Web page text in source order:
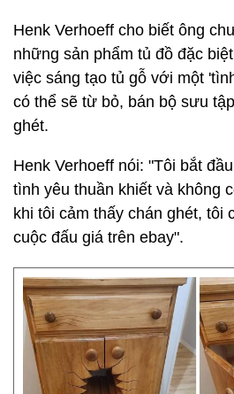
Henk Verhoeff cho biết ông
những sản phẩm tủ đồ đặc
việc sáng tạo tủ gỗ với một
có thể sẽ từ bỏ, bán bộ sưu
ghét.
Henk Verhoeff nói: "Tôi bắt
tình yêu thuần khiết và không
khi tôi cảm thấy chán ghét, tôi
cuộc đấu giá trên ebay".